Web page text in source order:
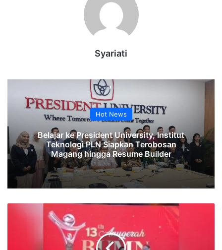
Syariati
Hot News
Belajar ke President University, Institut
Teknologi PLN Siapkan Terobosan
Magang hingga Resume Builder